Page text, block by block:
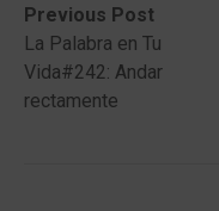
Post
navigation
Previous Post
Previous
post:La Palabra en Tu
Vida#242: Andar
rectamente
Next
post: